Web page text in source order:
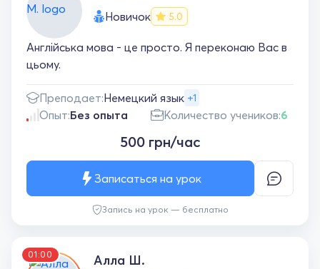
Новичок 5.0
Англійська мова - це просто. Я переконаю Вас в
цьому.
Преподает:Немецкий язык +1
Опыт:Без опыта Количество учеников:6
500 грн/час
Запись на урок — бесплатно
Записаться на урок
01:00 Алла Ш.